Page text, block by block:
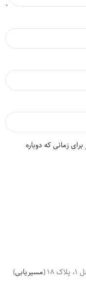
زمانی که دوباره
( مسیریابی)